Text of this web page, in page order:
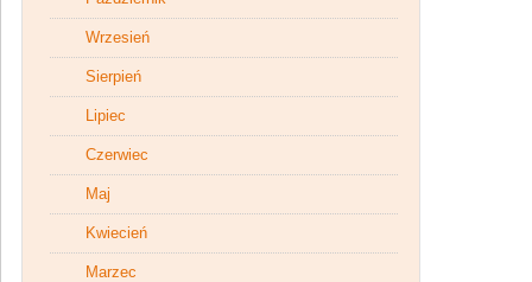
Wrzesień
Sierpień
Lipiec
Czerwiec
Maj
Kwiecień
Marzec